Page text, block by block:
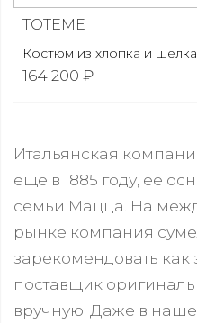
TOTEME
Костюм из хлопка и шелка
164 200 ₽
Итальянская
еще в 1885 году, ее
семьи Мацца. На
рынке компания
зарекомендовать
поставщик
вручную. Даже в